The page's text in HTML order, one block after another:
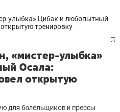
«мистер-улыбка»
Осала:
открытую
для болельщиков и прессы